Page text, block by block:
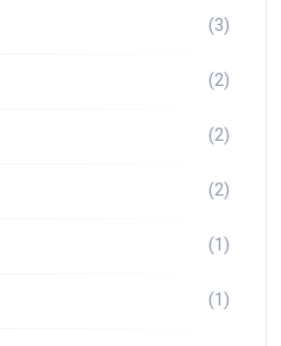
(3)
(2)
(2)
(2)
(1)
(1)